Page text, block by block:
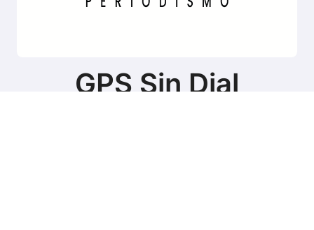
GPS Sin Dial